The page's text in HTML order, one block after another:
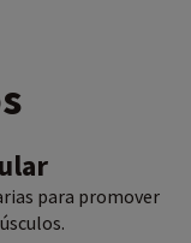
para promover